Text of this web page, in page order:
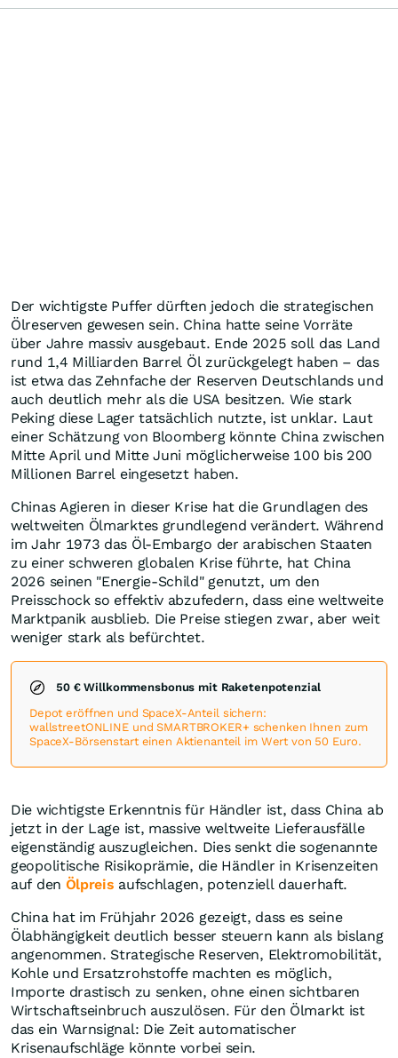
Der wichtigste Puffer dürften jedoch die strategischen
Ölreserven gewesen sein. China hatte seine Vorräte
über Jahre massiv ausgebaut. Ende 2025 soll das Land
rund 1,4 Milliarden Barrel Öl zurückgelegt haben – das
ist etwa das Zehnfache der Reserven Deutschlands und
auch deutlich mehr als die USA besitzen. Wie stark
Peking diese Lager tatsächlich nutzte, ist unklar. Laut
einer Schätzung von Bloomberg könnte China zwischen
Mitte April und Mitte Juni möglicherweise 100 bis 200
Millionen Barrel eingesetzt haben.
Chinas Agieren in dieser Krise hat die Grundlagen des
weltweiten Ölmarktes grundlegend verändert. Während
im Jahr 1973 das Öl-Embargo der arabischen Staaten
zu einer schweren globalen Krise führte, hat China
2026 seinen "Energie-Schild" genutzt, um den
Preisschock so effektiv abzufedern, dass eine weltweite
Marktpanik ausblieb. Die Preise stiegen zwar, aber weit
weniger stark als befürchtet.
50 € Willkommensbonus mit Raketenpotenzial
Depot eröffnen und SpaceX-Anteil sichern:
wallstreetONLINE und SMARTBROKER+ schenken Ihnen zum
SpaceX-Börsenstart einen Aktienanteil im Wert von 50 Euro.
Die wichtigste Erkenntnis für Händler ist, dass China ab
jetzt in der Lage ist, massive weltweite Lieferausfälle
eigenständig auszugleichen. Dies senkt die sogenannte
geopolitische Risikoprämie, die Händler in Krisenzeiten
auf den Ölpreis aufschlagen, potenziell dauerhaft.
China hat im Frühjahr 2026 gezeigt, dass es seine
Ölabhängigkeit deutlich besser steuern kann als bislang
angenommen. Strategische Reserven, Elektromobilität,
Kohle und Ersatzrohstoffe machten es möglich,
Importe drastisch zu senken, ohne einen sichtbaren
Wirtschaftseinbruch auszulösen. Für den Ölmarkt ist
das ein Warnsignal: Die Zeit automatischer
Krisenaufschläge könnte vorbei sein.